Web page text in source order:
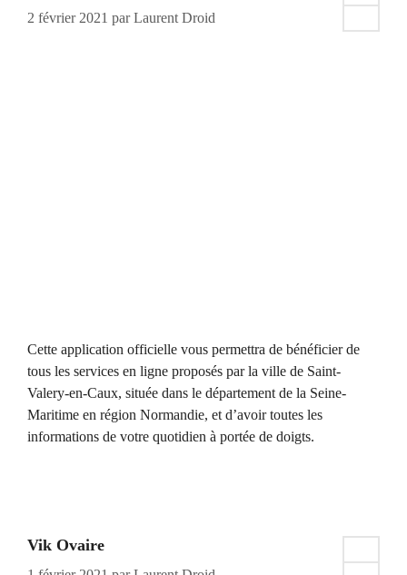
2 février 2021 parLaurent Droid
Cette application officielle vous permettra de bénéficier de
tous les services en ligne proposés par la ville de Saint-
Valery-en-Caux, située dans le département de la Seine-
Maritime en région Normandie, et d’avoir toutes les
informations de votre quotidien à portée de doigts.
Vik Ovaire